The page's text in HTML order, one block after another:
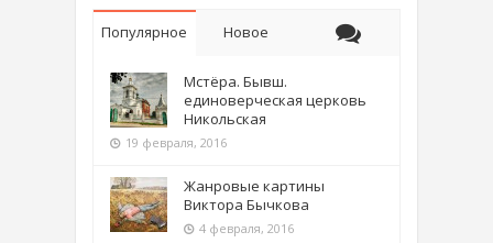
Популярное Новое
Мстёра. Бывш.
единоверческая церковь
Никольская
19 февраля, 2016
Жанровые картины
Виктора Бычкова
4 февраля, 2016